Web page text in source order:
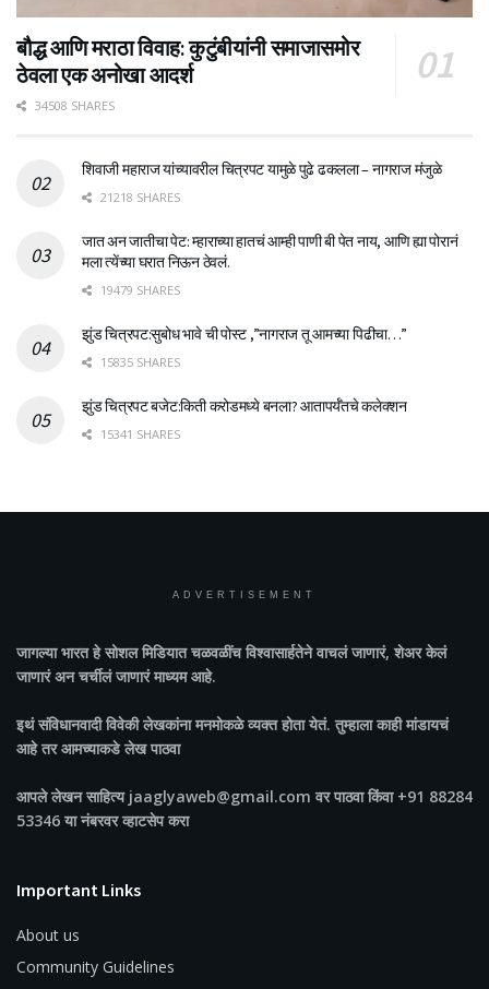
बौद्ध आणि मराठा विवाह: कुटुंबीयांनी समाजासमोर
ठेवला एक अनोखा आदर्श
34508 SHARES
शिवाजी महाराज यांच्यावरील चित्रपट यामुळे पुढे ढकलला – नागराज मंजुळे
21218 SHARES
जात अन जातीचा पेट: म्हाराच्या हातचं आम्ही पाणी बी पेत नाय, आणि ह्या पोरानं
मला त्येंच्या घरात निऊन ठेवलं.
19479 SHARES
झुंड चित्रपट:सुबोध भावे ची पोस्ट ,”नागराज तू आमच्या पिढीचा…”
15835 SHARES
झुंड चित्रपट बजेट:किती करोडमध्ये बनला? आतापर्यँतचे कलेक्शन
15341 SHARES
ADVERTISEMENT
जागल्या भारतहे सोशल मिडियात चळवळींच विश्वासार्हतेने वाचलं जाणारं, शेअर केलं
जाणारं अन चर्चीलं जाणारं माध्यम आहे.
इथं संविधानवादी विवेकी लेखकांना मनमोकळे व्यक्त होता येतं. तुम्हाला काही मांडायचं
आहे तर आमच्याकडे लेख पाठवा
आपले लेखन साहित्य jaaglyaweb@gmail.com वर पाठवा किंवा +91 88284
53346 या नंबरवर व्हाटसेप करा
Important Links
About us
Community Guidelines